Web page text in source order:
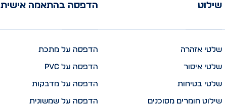
שילוט
שלטי אזהרה
שלטי איסור
שלטי בטיחות
שילוט חומרים מסוכנים
הדפסה בהתאמה אישית
הדפסה על מתכת
הדפסה על PVC
הדפסה על מדבקות
הדפסה על שמשונית